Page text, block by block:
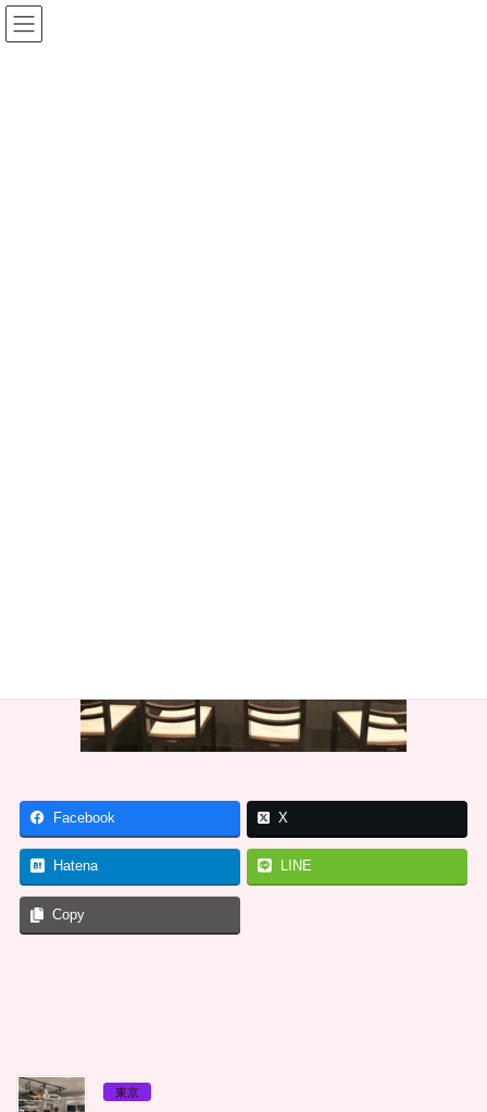
コ
ン
ナ
ビ
Facebook X
Hatena LINE
Copy
東京